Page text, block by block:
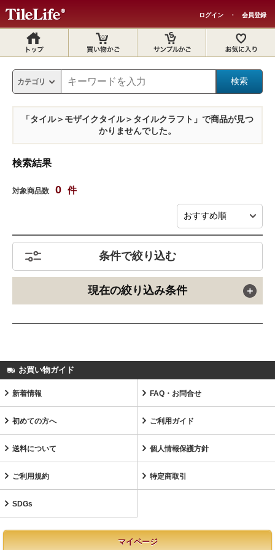
ログイン ・ 会員登録
「タイル＞モザイクタイル＞タイルクラフト」で商品が見つ
かりませんでした。
検索結果
対象商品数 0 件
条件で絞り込む
現在の絞り込み条件
お買い物ガイド
新着情報 FAQ・お問合せ
初めての方へ ご利用ガイド
送料について 個人情報保護方針
ご利用規約 特定商取引
SDGs
マイページ